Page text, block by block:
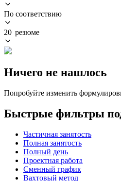
По соответствию
20 резюме
Ничего не нашлось
Попробуйте изменить
Быстрые фильтры
Частичная занятость
Полная занятость
Полный день
Проектная работа
Сменный график
Вахтовый метод